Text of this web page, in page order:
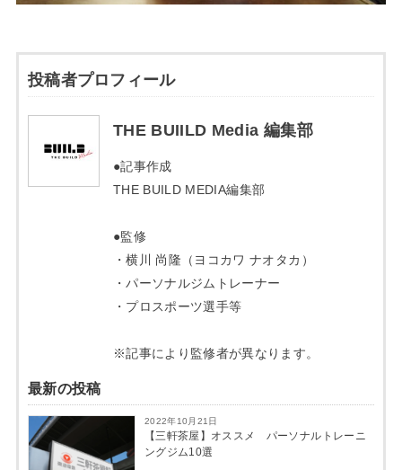
投稿者プロフィール
THE BUIILD Media 編集部
●記事作成
THE BUILD MEDIA編集部
●監修
・横川 尚隆（ヨコカワ ナオタカ）
・パーソナルジムトレーナー
・プロスポーツ選手等
※記事により監修者が異なります。
最新の投稿
2022年10月21日
【三軒茶屋】オススメ パーソナルトレーニ
ングジム10選